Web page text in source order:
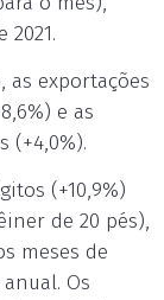
2021.
exportações
e as
(+4,0%).
(+10,9%)
de 20 pés),
meses de
Os